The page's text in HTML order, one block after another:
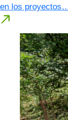
en los